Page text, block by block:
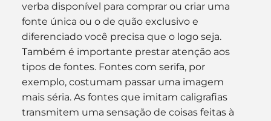
verba disponível para comprar ou criar uma
fonte única ou o de quão exclusivo e
diferenciado você precisa que o logo seja.
Também é importante prestar atenção aos
tipos de fontes. Fontes com serifa, por
exemplo, costumam passar uma imagem
mais séria. As fontes que imitam caligrafias
transmitem uma sensação de coisas feitas à